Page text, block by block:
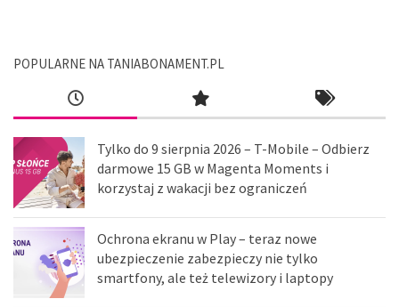
POPULARNE NA TANIABONAMENT.PL
Tylko do 9 sierpnia 2026 – T-Mobile – Odbierz
darmowe 15 GB w Magenta Moments i
korzystaj z wakacji bez ograniczeń
Ochrona ekranu w Play – teraz nowe
ubezpieczenie zabezpieczy nie tylko
smartfony, ale też telewizory i laptopy